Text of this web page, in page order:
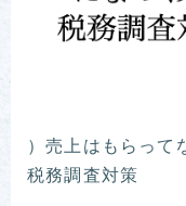
）売上はもらって
税務調査対策